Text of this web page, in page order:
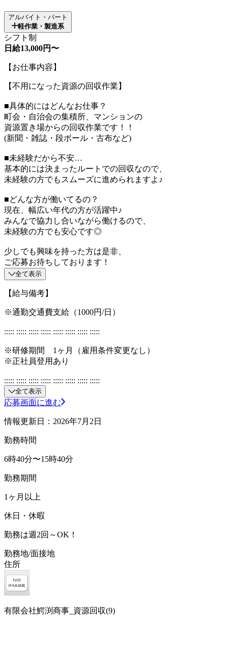
アルバイト・パート
軽作業・製造系
シフト制
日給13,000円〜
【お仕事内容】
【不用になった資源の回収作業】
■具体的にはどんなお仕事？
町会・自治会の集積所、マンションの
資源置き場からの回収作業です！！
(新聞・雑誌・段ボール・古布など)
■未経験だから不安…
基本的には決まったルートでの回収なので、
未経験の方でもスムーズに進められますよ♪
■どんな方が働いてるの？
現在、幅広い年代の方が活躍中♪
みんなで協力し合いながら働けるので、
未経験の方でも安心です◎
少しでも興味を持った方は是非、
ご応募お待ちしております！
全て表示
【給与備考】
※通勤交通費支給（1000円/日）
::::: ::::: ::::: ::::: ::::: ::::: ::::: :::::
※研修期間 1ヶ月（雇用条件変更なし）
※正社員登用あり
::::: ::::: ::::: ::::: ::::: ::::: ::::: :::::
全て表示
応募画面に進む
情報更新日：2026年7月2日
勤務時間
6時40分〜15時40分
勤務期間
1ヶ月以上
休日・休暇
勤務は週2回～OK！
勤務地/面接地
住所
有限会社鰐渕商事_資源回収(9)